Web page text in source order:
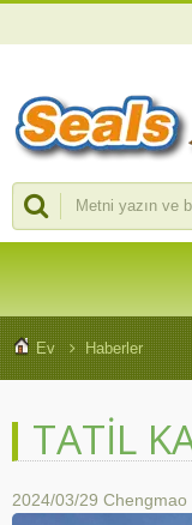
Ev Haberler
TATIL
2024/03/29 Chengmao